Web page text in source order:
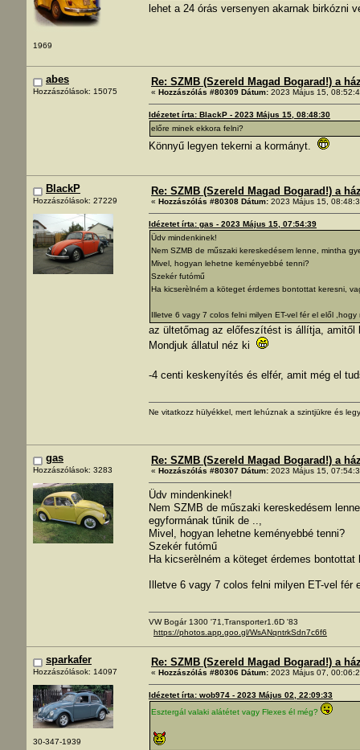
1969
lehet a 24 órás versenyen akarnak birkózni
abes
Hozzászólások: 15075
Re: SZMB (Szereld Magad Bogarad!) a
« Hozzászólás #80309 Dátum: 2023 Május 15,
Idézetet írta: BlackP - 2023 Május 15, 08:48:30
előre minek ekkora felni?
Könnyű legyen tekerni a kormányt.
BlackP
Hozzászólások: 27229
Re: SZMB (Szereld Magad Bogarad!) a
« Hozzászólás #80308 Dátum: 2023 Május 15,
Idézetet írta: gas - 2023 Május 15, 07:54:39
Üdv mindenkinek!
Nem SZMB de műszaki kereskedésem lenne, mintha
Mivel, hogyan lehetne keményebbé tenni?
Szekér futómű
Ha kicserèlném a köteget érdemes bontottat keresni,
Illetve 6 vagy 7 colos felni milyen ET-vel fér el elől ,hogy
az ültetőmag az előfeszítést is állítja, amitől
Mondjuk állatul néz ki
-4 centi keskenyítés és elfér, amit még el
Ne vitatkozz hülyékkel, mert lehúznak a szintjükre és
gas
Hozzászólások: 3283
Re: SZMB (Szereld Magad Bogarad!) a
« Hozzászólás #80307 Dátum: 2023 Május 15,
Üdv mindenkinek!
Nem SZMB de műszaki kereskedésem
egyformának tűnik de ..,
Mivel, hogyan lehetne keményebbé tenni?
Szekér futómű
Ha kicserèlném a köteget érdemes
Illetve 6 vagy 7 colos felni milyen ET-vel fér
VW Bogár 1300 '71,Transporter1.6D '83
https://photos.app.goo.gl/WsANqntrkSdn7c6f6
sparkafer
Hozzászólások: 14097
30-347-1939
Re: SZMB (Szereld Magad Bogarad!) a
« Hozzászólás #80306 Dátum: 2023 Május 07,
Idézetet írta: wob974 - 2023 Május 02, 22:09:33
Esztergál valaki alátétet vagy Flexes él még?